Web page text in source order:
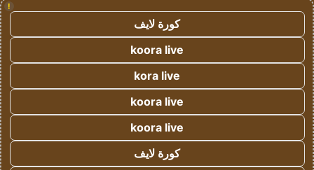
!
كورة لايف
koora live
kora live
koora live
koora live
كورة لايف